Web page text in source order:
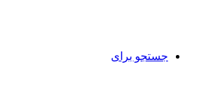
جستجو برای